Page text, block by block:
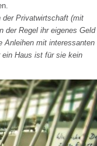
der Privatwirtschaft (mit
der Regel ihr eigenes Geld
Anleihen mit interessanten
ein Haus ist für sie kein